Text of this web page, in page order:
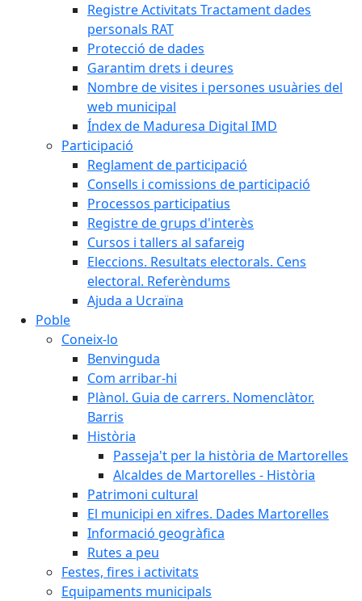
Registre Activitats Tractament dades
personals RAT
Protecció de dades
Garantim drets i deures
Nombre de visites i persones usuàries del
web municipal
Índex de Maduresa Digital IMD
Participació
Reglament de participació
Consells i comissions de participació
Processos participatius
Registre de grups d'interès
Cursos i tallers al safareig
Eleccions. Resultats electorals. Cens
electoral. Referèndums
Ajuda a Ucraïna
Poble
Coneix-lo
Benvinguda
Com arribar-hi
Plànol. Guia de carrers. Nomenclàtor.
Barris
Història
Passeja't per la història de Martorelles
Alcaldes de Martorelles - Història
Patrimoni cultural
El municipi en xifres. Dades Martorelles
Informació geogràfica
Rutes a peu
Festes, fires i activitats
Equipaments municipals